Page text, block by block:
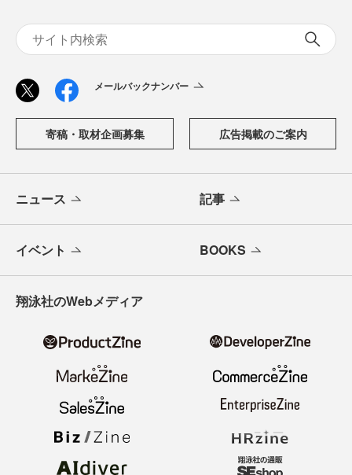
メールバックナンバー
寄稿・取材企画募集 広告掲載のご案内
ニュース 記事
イベント BOOKS
翔泳社のWebメディア